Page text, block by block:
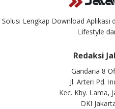
Solusi Lengkap Download Aplikasi
Lifestyle
Redaksi
Gandaria 8
Jl. Arteri Pd.
Kec. Kby. Lama,
DKI